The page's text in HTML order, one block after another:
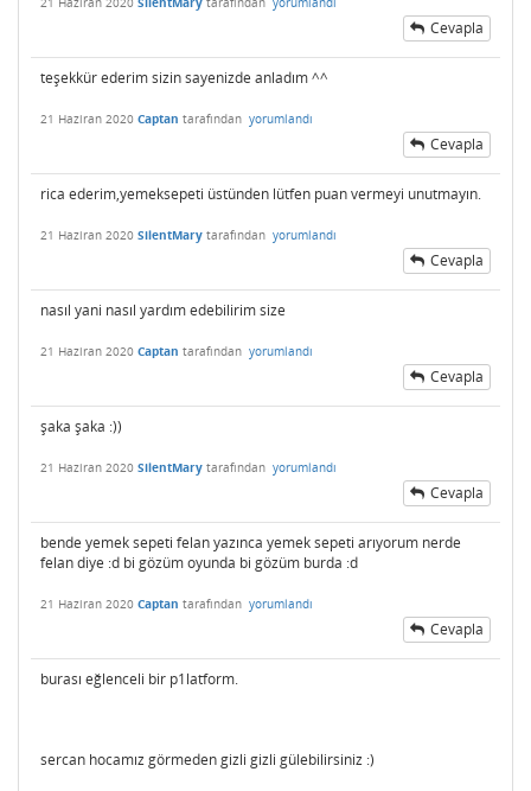
Cevapla
teşekkür ederim sizin sayenizde anladım ^^
21 Haziran 2020 Captan tarafından yorumlandı
Cevapla
rica ederim,yemeksepeti üstünden lütfen puan vermeyi unutmayın.
21 Haziran 2020 SilentMary tarafından yorumlandı
Cevapla
nasıl yani nasıl yardım edebilirim size
21 Haziran 2020 Captan tarafından yorumlandı
Cevapla
şaka şaka :))
21 Haziran 2020 SilentMary tarafından yorumlandı
Cevapla
bende yemek sepeti felan yazınca yemek sepeti arıyorum nerde
felan diye :d bi gözüm oyunda bi gözüm burda :d
21 Haziran 2020 Captan tarafından yorumlandı
Cevapla
burası eğlenceli bir p1latform.
sercan hocamız görmeden gizli gizli gülebilirsiniz :)